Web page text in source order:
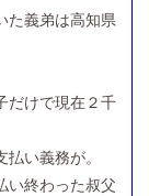
た義弟は高知県
だけで現在２千
い義務が。
い終わった叔父